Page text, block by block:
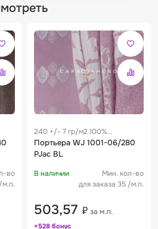
во
м.п.
240 +/- 7 гр/м2 100%
полиэстер
Портьера WJ 1001-06/280
PJac BL
В наличии
Мин. кол-во
для заказа 35 /м.п.
503,57 ₽ за м.п.
+528 бонус